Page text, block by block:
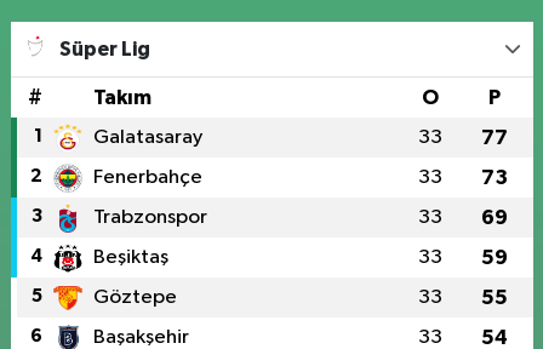
Süper Lig
# Takım O P
1 Galatasaray 33 77
2 Fenerbahçe 33 73
3 Trabzonspor 33 69
4 Beşiktaş 33 59
5 Göztepe 33 55
6 Başakşehir 33 54